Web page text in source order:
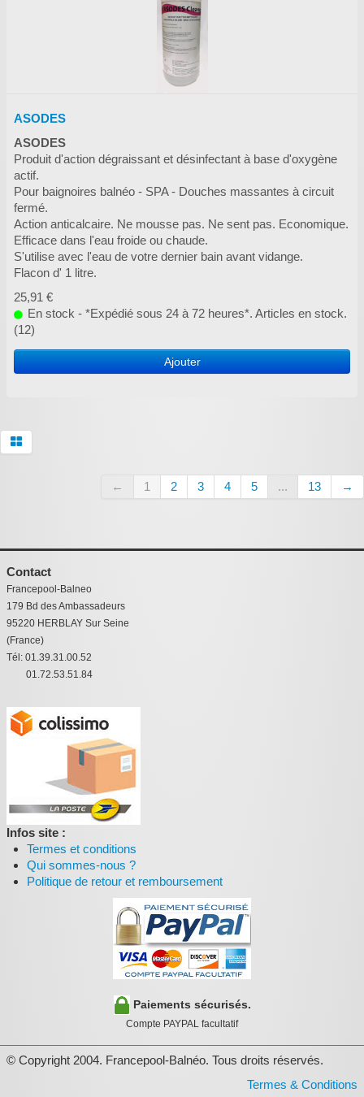
ASODES
ASODES
Produit d'action dégraissant et désinfectant à base d'oxygène
actif.
Pour baignoires balnéo - SPA - Douches massantes à circuit
fermé.
Action anticalcaire. Ne mousse pas. Ne sent pas. Economique.
Efficace dans l'eau froide ou chaude.
S'utilise avec l'eau de votre dernier bain avant vidange.
Flacon d' 1 litre.
25,91 €
En stock - *Expédié sous 24 à 72 heures*. Articles en stock.
(12)
Ajouter
← 1 2 3 4 5 ... 13 →
Contact
Francepool-Balneo
179 Bd des Ambassadeurs
95220 HERBLAY Sur Seine
(France)
Tél: 01.39.31.00.52
01.72.53.51.84
Infos site :
Termes et conditions
Qui sommes-nous ?
Politique de retour et remboursement
Paiements sécurisés.
Compte PAYPAL facultatif
© Copyright 2004. Francepool-Balnéo. Tous droits réservés.
Termes & Conditions